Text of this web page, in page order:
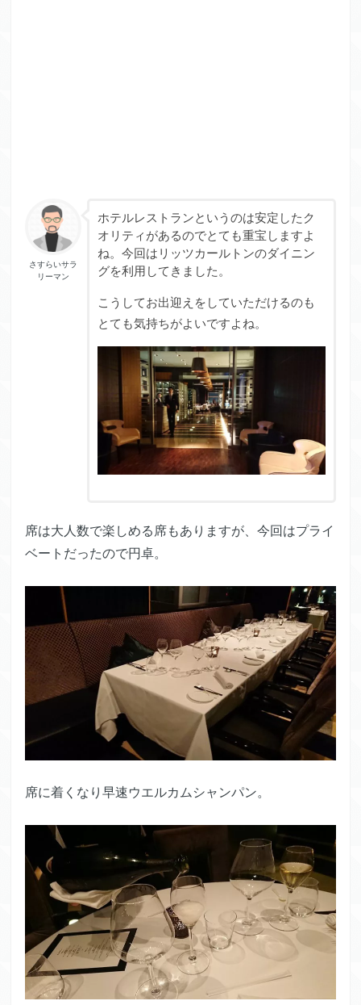
さすらいサラ
リーマン
ホテルレストランというのは安定したク
オリティがあるのでとても重宝しますよ
ね。今回はリッツカールトンのダイニン
グを利用してきました。
こうしてお出迎えをしていただけるのも
とても気持ちがよいですよね。
席は大人数で楽しめる席もありますが、今回はプライ
ベートだったので円卓。
席に着くなり早速ウエルカムシャンパン。